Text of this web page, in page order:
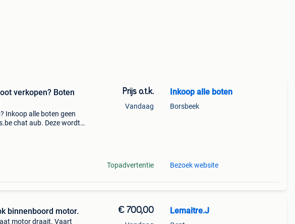
verkopen? Boten
Inkoop alle boten geen
chat aub. Deze wordt
Prijs o.t.k.
Vandaag
Topadvertentie
Inkoop alle boten
Borsbeek
Bezoek website
binnenboord motor.
motor draait. Vaart
€ 700,00 Lemaitre.J